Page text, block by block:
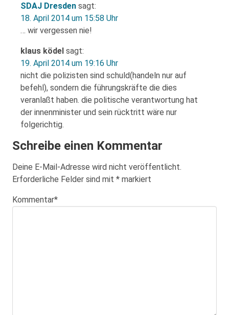
SDAJ Dresden sagt:
18. April 2014 um 15:58 Uhr
… wir vergessen nie!
klaus ködel sagt:
19. April 2014 um 19:16 Uhr
nicht die polizisten sind schuld(handeln nur auf
befehl), sondern die führungskräfte die dies
veranlaßt haben. die politische verantwortung hat
der innenminister und sein rücktritt wäre nur
folgerichtig.
Schreibe einen Kommentar
Deine E-Mail-Adresse wird nicht veröffentlicht.
Erforderliche Felder sind mit * markiert
Kommentar*